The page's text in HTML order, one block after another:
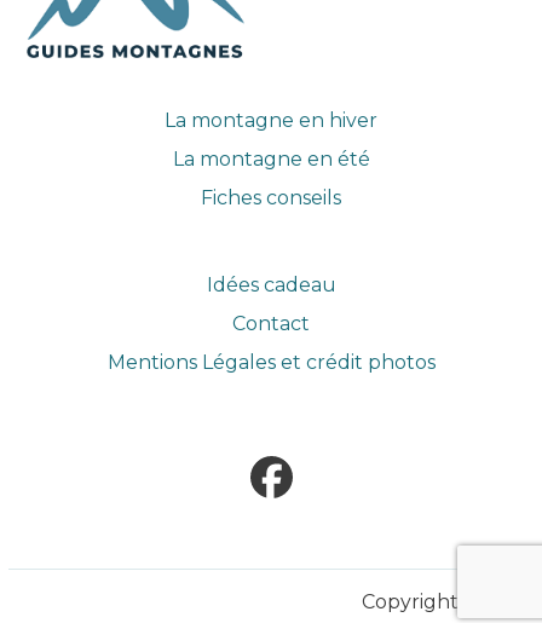
La montagne en hiver
La montagne en été
Fiches conseils
Idées cadeau
Contact
Mentions Légales et crédit photos
Facebook
Copyright © 2026